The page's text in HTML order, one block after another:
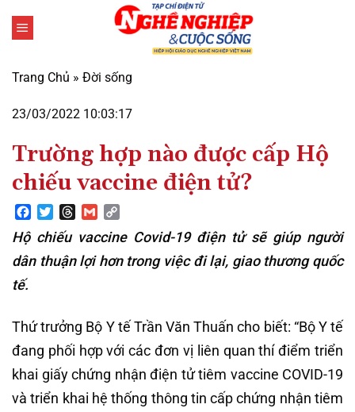
qua
dung
Trang Chủ » Đời sống
23/03/2022 10:03:17
Trường hợp nào được cấp Hộ
chiếu vaccine điện tử?
Facebook
TwitterThreads
Gmail
Hộ chiếu vaccine Covid-19 điện tử sẽ giúp người
dân thuận lợi hơn trong việc đi lại, giao thương quốc
tế.
Thứ trưởng Bộ Y tế Trần Văn Thuấn cho biết: “Bộ Y tế
đang phối hợp với các đơn vị liên quan thí điểm triển
khai giấy chứng nhận điện tử tiêm vaccine COVID-19
và triển khai hệ thống thông tin cấp chứng nhận tiêm